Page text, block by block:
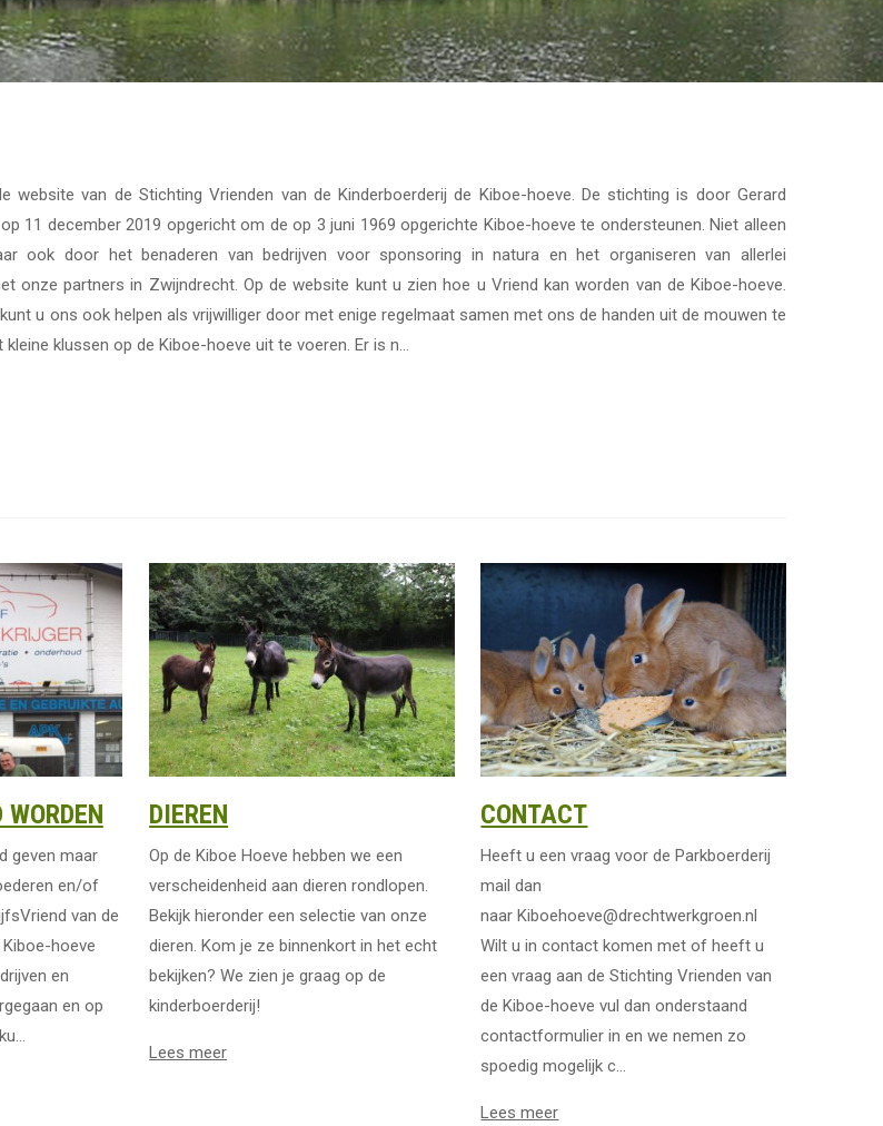
website van de Stichting Vrienden van de Kinderboerderij de Kiboe-hoeve. De stichting is door Gerard
11 december 2019 opgericht om de op 3 juni 1969 opgerichte Kiboe-hoeve te ondersteunen. Niet alleen
ook door het benaderen van bedrijven voor sponsoring in natura en het organiseren van allerlei
onze partners in Zwijndrecht. Op de website kunt u zien hoe u Vriend kan worden van de Kiboe-hoeve.
u ons ook helpen als vrijwilliger door met enige regelmaat samen met ons de handen uit de mouwen te
kleine klussen op de Kiboe-hoeve uit te voeren. Er is n...
geven maar
en/of
van de
hoeve
en
en op
DIEREN
Op de Kiboe Hoeve hebben we een
verscheidenheid aan dieren rondlopen.
Bekijk hieronder een selectie van onze
dieren. Kom je ze binnenkort in het echt
bekijken? We zien je graag op de
kinderboerderij!
Lees meer
CONTACT
Heeft u een vraag voor de Parkboerderij
mail dan
naar Kiboehoeve@drechtwerkgroen.nl
Wilt u in contact komen met of heeft u
een vraag aan de Stichting Vrienden van
de Kiboe-hoeve vul dan onderstaand
contactformulier in en we nemen zo
spoedig mogelijk c...
Lees meer